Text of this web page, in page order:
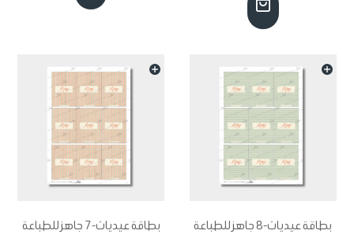
بطاقة عيديات-8 جاهز للطباعة بطاقة عيديات-7 جاهز للطباعة